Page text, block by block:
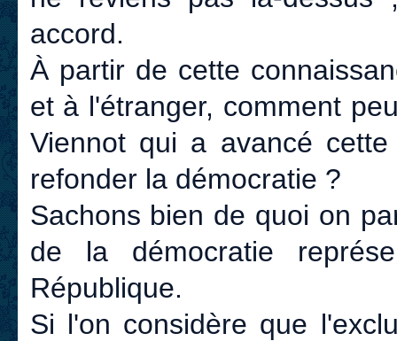
accord.
À partir de cette
et à l'étranger, comment
Viennot qui a avancé
refonder la démocratie ?
Sachons bien de quoi on
de la démocratie
République.
Si l'on considère que